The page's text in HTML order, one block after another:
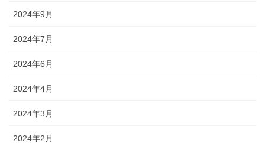
2024年9月
2024年7月
2024年6月
2024年4月
2024年3月
2024年2月